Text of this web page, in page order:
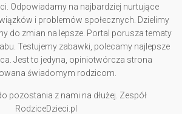
Odpowiadamy na najbardziej nurtujące
i problemów społecznych. Dzielimy
do zmian na lepsze. Portal porusza tematy
Testujemy zabawki, polecamy najlepsze
Jest to jedyna, opiniotwórcza strona
świadomym rodzicom.
pozostania z nami na dłużej. Zespół
RodziceDzieci.pl